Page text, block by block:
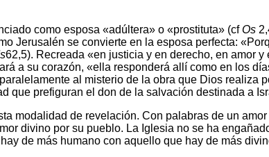
como esposa «adúltera» o «prostituta» (cfOs
Jerusalén se convierte en la esposa perfecta:
62,5). Recreada «en justicia y en derecho, en amor y
a su corazón, «ella responderá allí como en los
al misterio de la obra que Dios realiza
que prefiguran el don de la salvación destinada a
modalidad de revelación. Con palabras de un
divino por su pueblo. La Iglesia no se ha
de más humano con aquello que hay de más